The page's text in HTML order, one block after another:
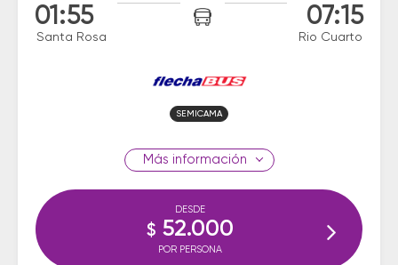
01:55
Santa Rosa
07:15
Rio Cuarto
SEMICAMA
información
DESDE
$ 52.000
POR PERSONA